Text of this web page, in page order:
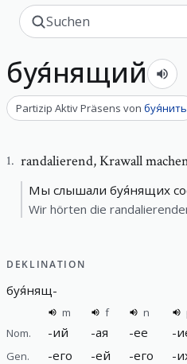
буя́нящий
Partizip Aktiv Präsens von буя́нить
1. randalierend,Krawall
Мы слышали буя́нящих
Wir hörten die
DEKLINATION
буя́нящ-
m f n
Nom.
-ий -ая -ее -
Gen. -его -ей -его -